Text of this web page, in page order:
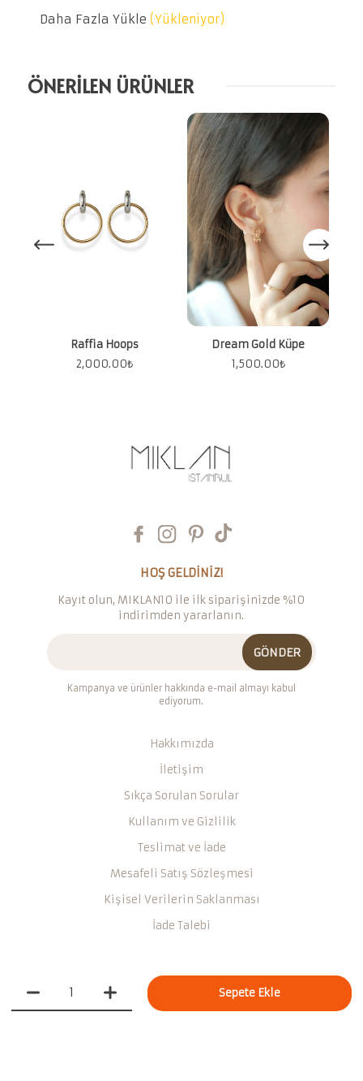
Sepete Ekle
Daha Fazla Yükle (Yükleniyor)
ÖNERİLEN ÜRÜNLER
Raffia Hoops
2,000.00₺
Dream Gold Küpe
1,500.00₺
HOŞ GELDİNİZ!
Kayıt olun, MIKLAN10 ile ilk siparişinizde %10
indirimden yararlanın.
GÖNDER
Kampanya ve ürünler hakkında e-mail almayı kabul
ediyorum.
Hakkımızda
İletişim
Sıkça Sorulan Sorular
Kullanım ve Gizlilik
Teslimat ve İade
Mesafeli Satış Sözleşmesi
Kişisel Verilerin Saklanması
İade Talebi
Miklan Istanbul © 2021 -